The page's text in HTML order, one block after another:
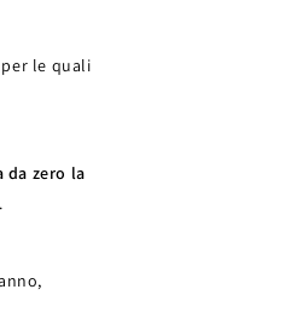
le quali
da zero la
.